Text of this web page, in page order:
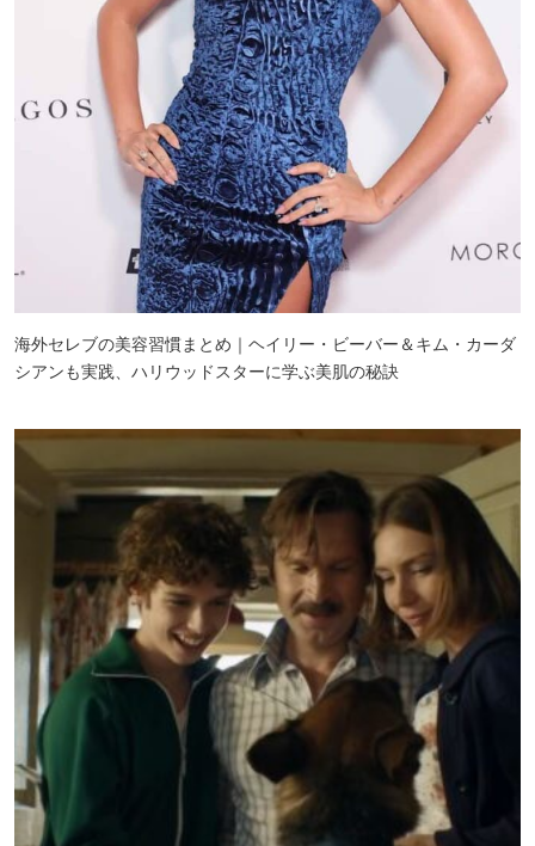
海外セレブの美容習慣まとめ｜ヘイリー・ビーバー＆キム・カーダ
シアンも実践、ハリウッドスターに学ぶ美肌の秘訣